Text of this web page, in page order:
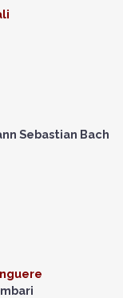
Sebastian Bach